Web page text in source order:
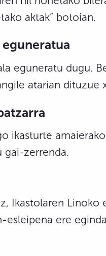
aktak” botoian.
eguneratu dugu.
atarian dituzue
ikasturte
gai-zerrenda.
Ikastolaren
ere